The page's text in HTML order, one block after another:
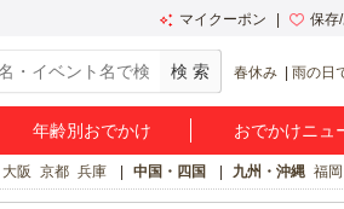
マイクーポン 保存
春休み 雨の日
年齢別おでかけ おでかけニュ
大阪 京都 兵庫 中国・四国 九州・沖縄 福岡